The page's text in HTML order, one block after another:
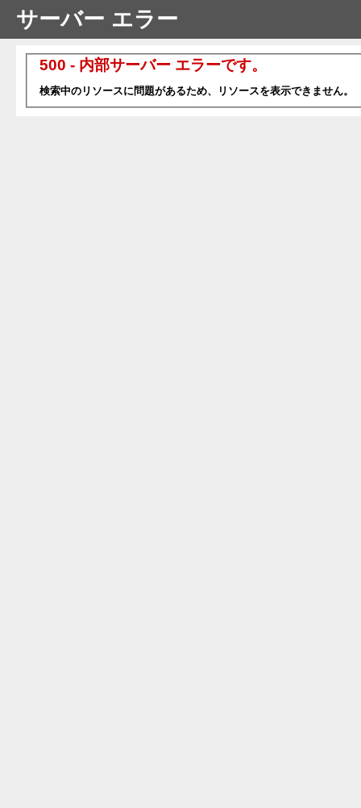
サーバー エラー
500 - 内部サーバー エラーです。
検索中のリソースに問題があるため、リソースを表示できません。